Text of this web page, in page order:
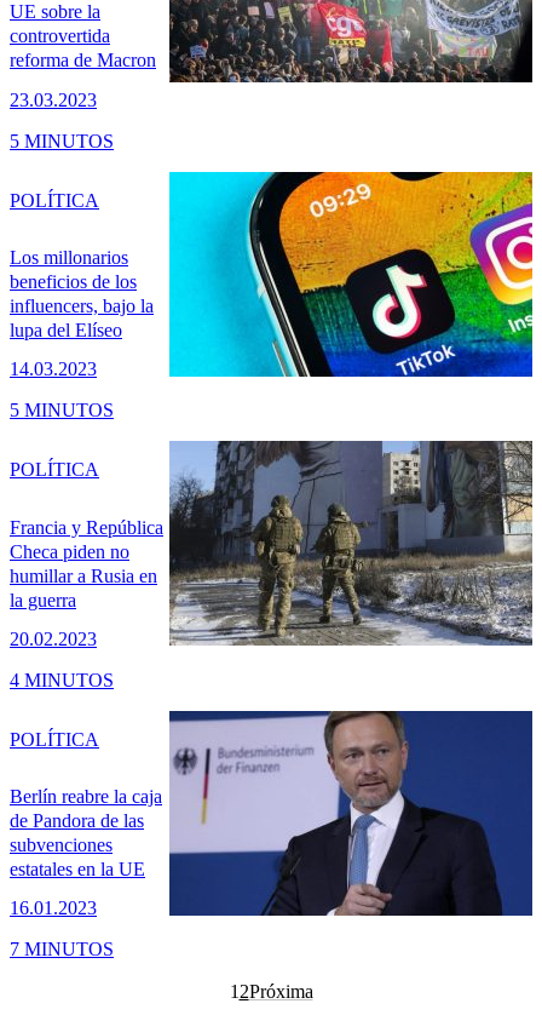
UE sobre la
controvertida
reforma de Macron
23.03.2023
5 MINUTOS
Los millonarios
beneficios de los
influencers, bajo la
lupa del Elíseo
14.03.2023
POLÍTICA
5 MINUTOS
Francia y República
Checa piden no
humillar a Rusia en
la guerra
20.02.2023
POLÍTICA
4 MINUTOS
Berlín reabre la caja
de Pandora de las
subvenciones
estatales en la UE
16.01.2023
POLÍTICA
7 MINUTOS
1 2Próxima